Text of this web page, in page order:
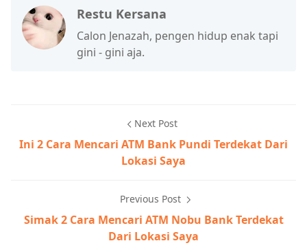
Restu Kersana
Calon Jenazah, pengen hidup enak tapi
gini - gini aja.
Next Post
Ini 2 Cara Mencari ATM Bank Pundi Terdekat Dari
Lokasi Saya
Previous Post
Simak 2 Cara Mencari ATM Nobu Bank Terdekat
Dari Lokasi Saya